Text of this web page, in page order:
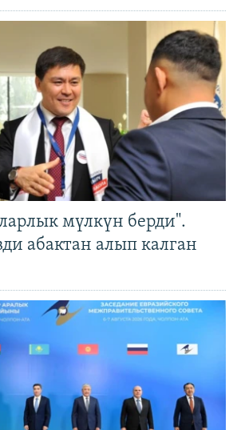
мүлкүн берди".
абактан алып калган